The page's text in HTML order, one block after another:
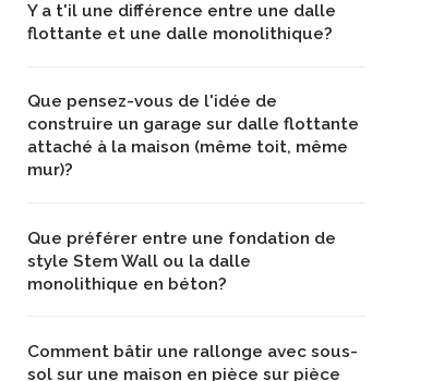
Y a t'il une différence entre une dalle
flottante et une dalle monolithique?
Que pensez-vous de l'idée de
construire un garage sur dalle flottante
attaché à la maison (même toit, même
mur)?
Que préférer entre une fondation de
style Stem Wall ou la dalle
monolithique en béton?
Comment bâtir une rallonge avec sous-
sol sur une maison en pièce sur pièce